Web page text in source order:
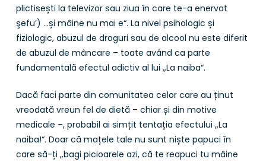
plictisești la televizor sau ziua în care te-a enervat
şefu’) …și mâine nu mai e“. La nivel psihologic și
fiziologic, abuzul de droguri sau de alcool nu este diferit
de abuzul de mâncare – toate având ca parte
fundamentală efectul adictiv al lui „La naiba“.
Dacă faci parte din comunitatea celor care au ținut
vreodată vreun fel de dietă – chiar și din motive
medicale –, probabil ai simțit tentația efectului „La
naiba!“. Doar că mațele tale nu sunt niște papuci în
care să-ți „bagi picioarele azi, că te reapuci tu mâine